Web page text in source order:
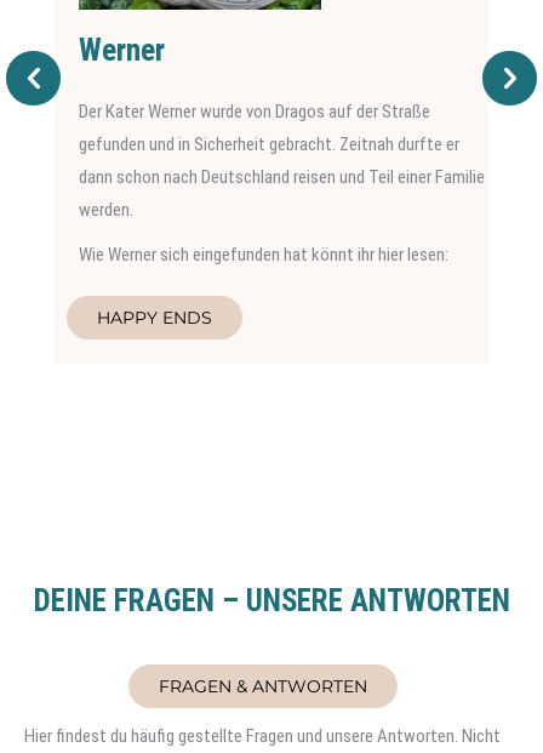
Werner
Der Kater Werner wurde von Dragos auf der Straße
gefunden und in Sicherheit gebracht. Zeitnah durfte er
dann schon nach Deutschland reisen und Teil einer Familie
werden.
Wie Werner sich eingefunden hat könnt ihr hier lesen:
HAPPY ENDS
DEINE FRAGEN – UNSERE ANTWORTEN
FRAGEN & ANTWORTEN
Hier findest du häufig gestellte Fragen und unsere Antworten. Nicht